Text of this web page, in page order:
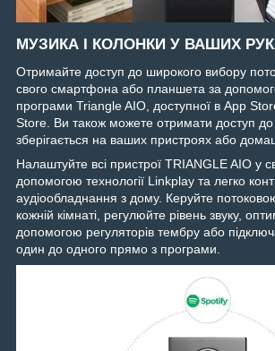
МУЗИКА І КОЛОНКИ У ВАШИХ
Отримайте доступ до широкого вибору
свого смартфона або планшета за
програми Triangle AIO, доступної в App
Store. Ви також можете отримати доступ
зберігається на ваших пристроях або
Налаштуйте всі пристрої TRIANGLE AIO у
допомогою технології Linkplay та легко
аудіообладнання з дому. Керуйте
кожній кімнаті, регулюйте рівень звуку,
допомогою регуляторів тембру або
один до одного прямо з програми.